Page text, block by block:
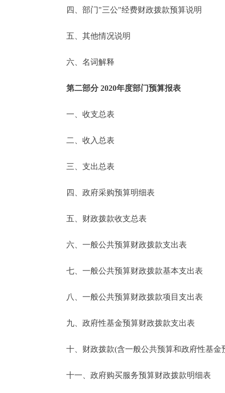
便民服务
中介服务
政民互动
12345网上接诉即办
参与调查
走进北京
北京概况
绿色北京
ENGLISH
四、部门"三公"经费财政拨款预算说明
五、其他情况说明
六、名词解释
第二部分 2020年度部门预算报表
一、收支总表
二、收入总表
三、支出总表
四、政府采购预算明细表
五、财政拨款收支总表
六、一般公共预算财政拨款支出表
七、一般公共预算财政拨款基本支出表
八、一般公共预算财政拨款项目支出表
九、政府性基金预算财政拨款支出表
十、财政拨款(含一般公共预算和政府性基金
十一、政府购买服务预算财政拨款明细表